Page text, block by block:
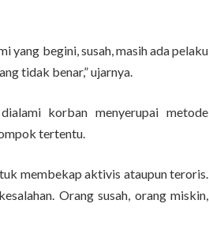
yang begini, susah, masih ada pelaku
tidak benar,” ujarnya.
korban menyerupai metode
tertentu.
membekap aktivis ataupun teroris.
Orang susah, orang miskin,